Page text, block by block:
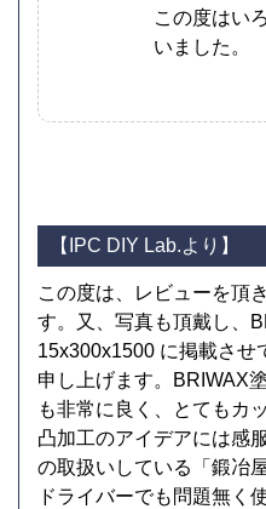
この度はい
いました。
【IPC DIY Lab.より】
この度は、レビューを頂
す。又、写真も頂戴し、
15x300x1500 に掲載させ
申し上げます。BRIWAX
も非常に良く、とてもカ
凸加工のアイデアには感
の取扱いしている「鍛冶
ドライバーでも問題無く